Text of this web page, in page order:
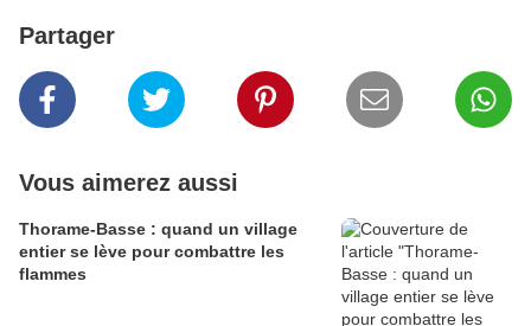
Partager
Vous aimerez aussi
Thorame-Basse : quand un village
entier se lève pour combattre les
flammes